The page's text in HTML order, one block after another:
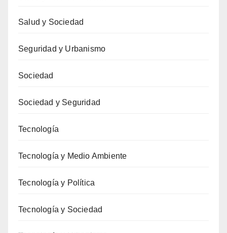
Salud y Sociedad
Seguridad y Urbanismo
Sociedad
Sociedad y Seguridad
Tecnología
Tecnología y Medio Ambiente
Tecnología y Política
Tecnología y Sociedad